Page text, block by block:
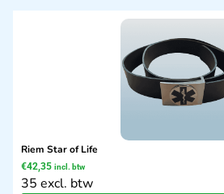
Riem Star of Life
€42,35 incl. btw
35 excl. btw